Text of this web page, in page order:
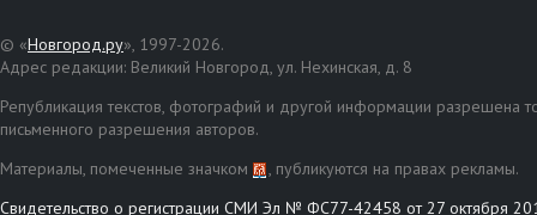
© «Новгород.ру», 1997-2026.
Адрес редакции: Великий Новгород, ул. Нехинская, д. 8
Републикация текстов, фотографий и другой информации разрешена
письменного разрешения авторов.
Материалы, помеченные значком
, публикуются на правах рекламы.
Свидетельство о регистрации СМИ Эл № ФС77-42458 от 27 октября